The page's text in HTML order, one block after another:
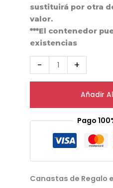
sustituirá por otra
valor.
***El contenedor
existencias
- +
Añadir
Pago
Canastas de Regalo